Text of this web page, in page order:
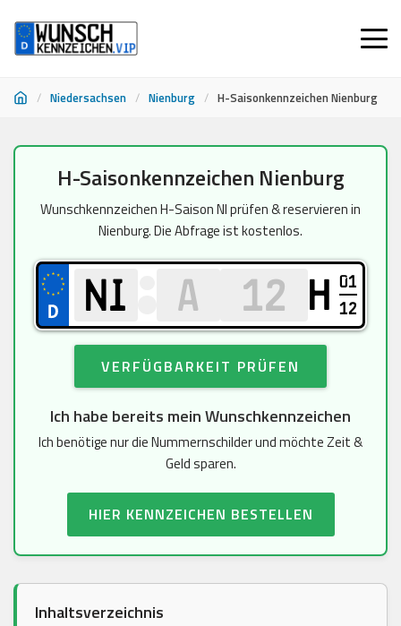
/ Niedersachsen / Nienburg / H-Saisonkennzeichen Nienburg
springen
H-Saisonkennzeichen Nienburg
Wunschkennzeichen H-Saison NI prüfen & reservieren in
Nienburg. Die Abfrage ist kostenlos.
H 01
12
VERFÜGBARKEIT PRÜFEN
Ich habe bereits mein Wunschkennzeichen
Ich benötige nur die Nummernschilder und möchte Zeit &
Geld sparen.
HIER KENNZEICHEN BESTELLEN
Inhaltsverzeichnis